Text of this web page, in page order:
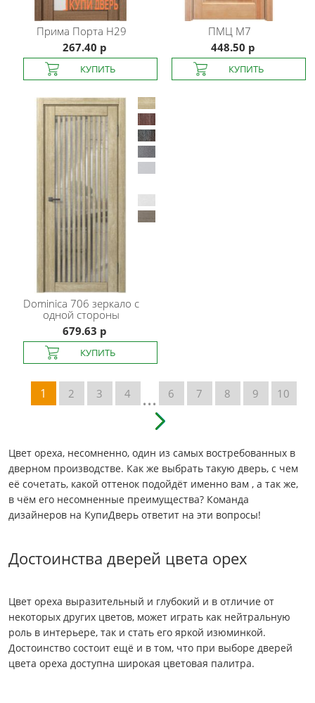
Прима Порта H29
267.40 р
ПМЦ М7
448.50 р
Dominica 706 зеркало с
одной стороны
679.63 р
1 2 3 4 ... 6 7 8 9 10
Цвет ореха, несомненно, один из самых востребованных в
дверном производстве. Как же выбрать такую дверь, с чем
её сочетать, какой оттенок подойдёт именно вам , а так же,
в чём его несомненные преимущества? Команда
дизайнеров на КупиДверь ответит на эти вопросы!
Достоинства дверей цвета орех
Цвет ореха выразительный и глубокий и в отличие от
некоторых других цветов, может играть как нейтральную
роль в интерьере, так и стать его яркой изюминкой.
Достоинство состоит ещё и в том, что при выборе дверей
цвета ореха доступна широкая цветовая палитра.